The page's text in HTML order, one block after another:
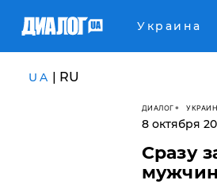
Украина
UA | RU
ДИАЛОГ
8 октября
Сразу